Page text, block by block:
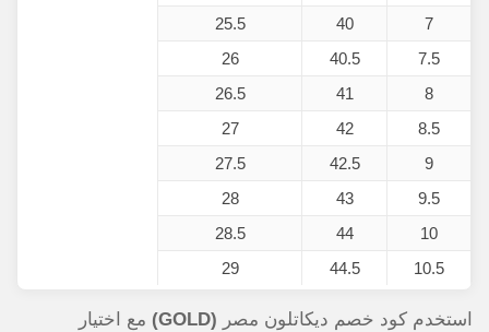
7
40
25.5
7.5
40.5
26
8
41
26.5
8.5
42
27
9
42.5
27.5
9.5
43
28
10
44
28.5
10.5
44.5
29
استخدم كود خصم ديكاتلون مصر (GOLD)
مع اختيار